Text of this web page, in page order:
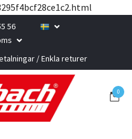
56
/ Enkla returer
0